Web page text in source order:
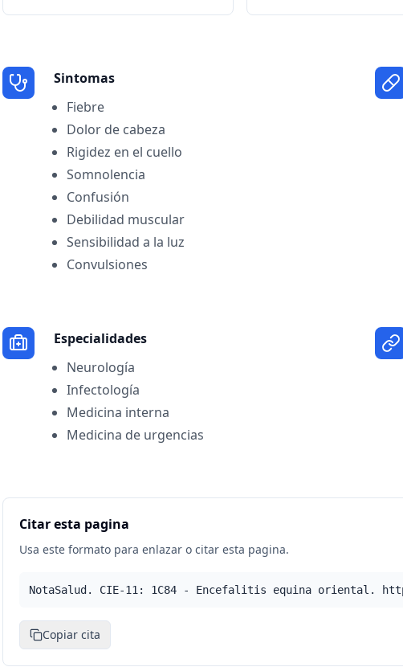
Sintomas
Fiebre
Dolor de cabeza
Rigidez en el cuello
Somnolencia
Confusión
Debilidad muscular
Sensibilidad a la luz
Convulsiones
Especialidades
Neurología
Infectología
Medicina interna
Medicina de urgencias
Citar esta pagina
Usa este formato para enlazar o citar esta pagina.
NotaSalud. CIE-11: 1C84 - Encefalitis equina oriental.
Copiar cita